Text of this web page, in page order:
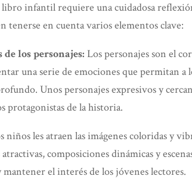
infantil requiere una cuidadosa
tenerse en cuenta varios elementos clave:
los personajes: Los personajes son el
una serie de emociones que permitan a
Unos personajes expresivos y
protagonistas de la historia.
niños les atraen las imágenes coloridas y
composiciones dinámicas y
el interés de los jóvenes lectores.